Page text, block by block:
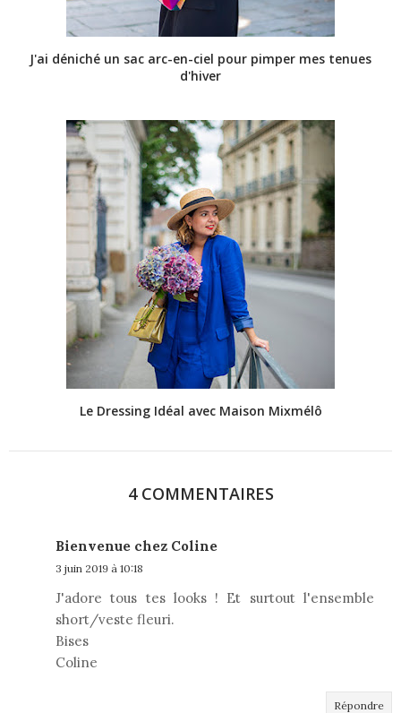
J'ai déniché un sac arc-en-ciel pour pimper mes tenues
d'hiver
Le Dressing Idéal avec Maison Mixmélô
4 COMMENTAIRES
Bienvenue chez Coline
3 juin 2019 à 10:18
J'adore tous tes looks ! Et surtout l'ensemble
short/veste fleuri.
Bises
Coline
Répondre